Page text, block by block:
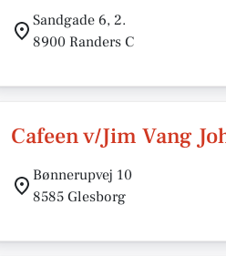
Sandgade 6, 2.
8900 Randers C
Cafeen v/Jim Vang
Bønnerupvej 10
8585 Glesborg